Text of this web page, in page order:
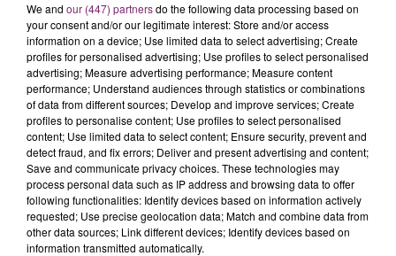
La Bulle - Guinguette éphémère
de Frelinghien !
We and our (447) partnersdo the following data processing based on
your consent and/or our legitimate interest: Store and/or access
information on a device; Use limited data to select advertising; Create
profiles for personalised advertising; Use profiles to select personalised
advertising; Measure advertising performance; Measure content
performance; Understand audiences through statistics or combinations
of data from different sources; Develop and improve services; Create
profiles to personalise content; Use profiles to select personalised
content; Use limited data to select content; Ensure security, prevent and
detect fraud, and fix errors; Deliver and present advertising and content;
Save and communicate privacy choices. These technologies may
process personal data such as IP address and browsing data to offer
following functionalities: Identify devices based on information actively
requested; Use precise geolocation data; Match and combine data from
other data sources; Link different devices; Identify devices based on
information transmitted automatically.